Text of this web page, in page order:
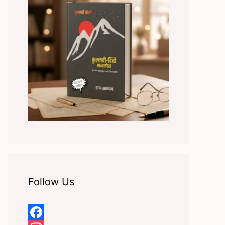
Follow Us